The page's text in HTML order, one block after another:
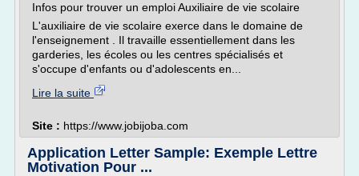
Infos pour trouver un emploi Auxiliaire de vie scolaire
L'auxiliaire de vie scolaire exerce dans le domaine de
l'enseignement . Il travaille essentiellement dans les
garderies, les écoles ou les centres spécialisés et
s'occupe d'enfants ou d'adolescents en...
Lire la suite
Site : https://www.jobijoba.com
Application Letter Sample: Exemple Lettre
Motivation Pour ...